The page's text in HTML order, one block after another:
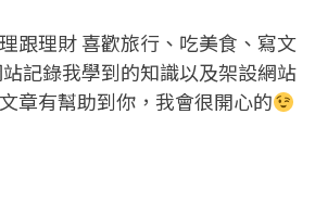
跟理財 喜歡旅行、吃美食、寫文
記錄我學到的知識以及架設網站
章有幫助到你，我會很開心的